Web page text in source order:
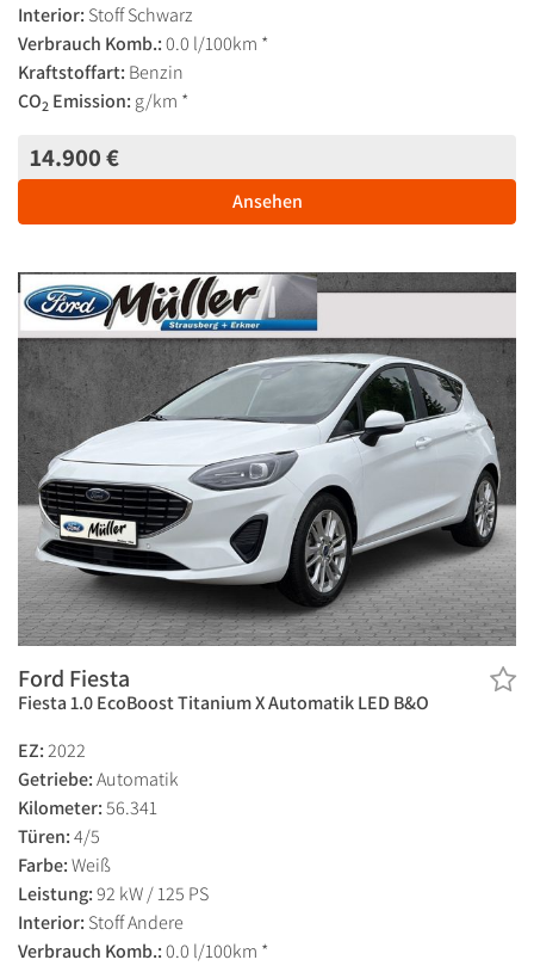
Interior: Stoff Schwarz
Verbrauch Komb.:0.0 l/100km *
Kraftstoffart: Benzin
CO2 Emission: g/km *
14.900 €
Ansehen
Ford Fiesta
Fiesta 1.0 EcoBoost Titanium X Automatik LED B&O
EZ:2022
Getriebe:Automatik
Kilometer:56.341
Türen:4/5
Farbe:Weiß
Leistung:92 kW / 125 PS
Interior: Stoff Andere
Verbrauch Komb.:0.0 l/100km *